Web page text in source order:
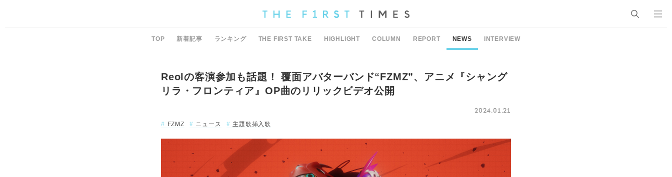
TOP 新着記事 ランキング THE FIRST TAKE HIGHLIGHT COLUMN REPORT NEWS INTERVIEW
Reolの客演参加も話題！ 覆面アバターバンド“FZMZ”、アニメ『シャング
リラ・フロンティア』OP曲のリリックビデオ公開
2024.01.21
FZMZ
ニュース 主題歌挿入歌